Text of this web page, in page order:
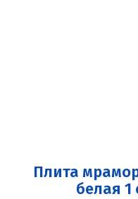
Плита
белая